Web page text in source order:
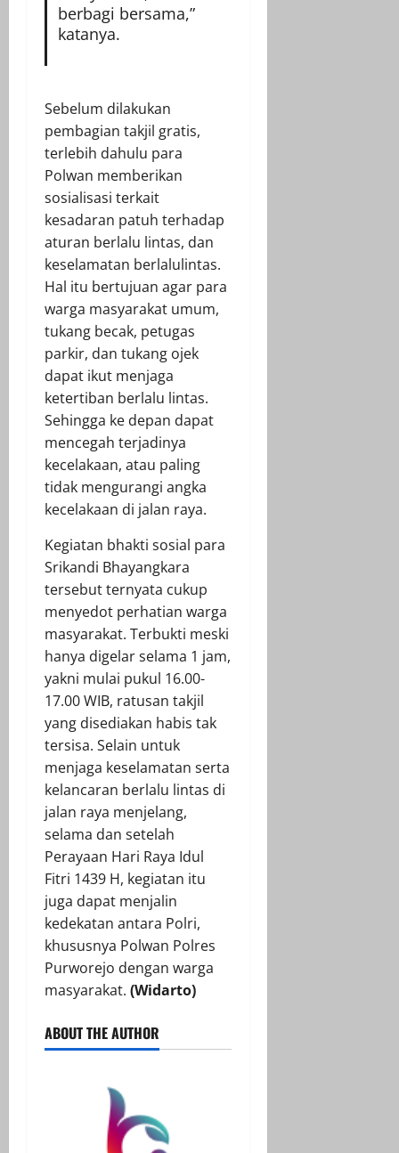
berbagi bersama,”
katanya.
Sebelum dilakukan
pembagian takjil gratis,
terlebih dahulu para
Polwan memberikan
sosialisasi terkait
kesadaran patuh terhadap
aturan berlalu lintas, dan
keselamatan berlalulintas.
Hal itu bertujuan agar para
warga masyarakat umum,
tukang becak, petugas
parkir, dan tukang ojek
dapat ikut menjaga
ketertiban berlalu lintas.
Sehingga ke depan dapat
mencegah terjadinya
kecelakaan, atau paling
tidak mengurangi angka
kecelakaan di jalan raya.
Kegiatan bhakti sosial para
Srikandi Bhayangkara
tersebut ternyata cukup
menyedot perhatian warga
masyarakat. Terbukti meski
hanya digelar selama 1 jam,
yakni mulai pukul 16.00-
17.00 WIB, ratusan takjil
yang disediakan habis tak
tersisa. Selain untuk
menjaga keselamatan serta
kelancaran berlalu lintas di
jalan raya menjelang,
selama dan setelah
Perayaan Hari Raya Idul
Fitri 1439 H, kegiatan itu
juga dapat menjalin
kedekatan antara Polri,
khususnya Polwan Polres
Purworejo dengan warga
masyarakat. (Widarto)
ABOUT THE AUTHOR